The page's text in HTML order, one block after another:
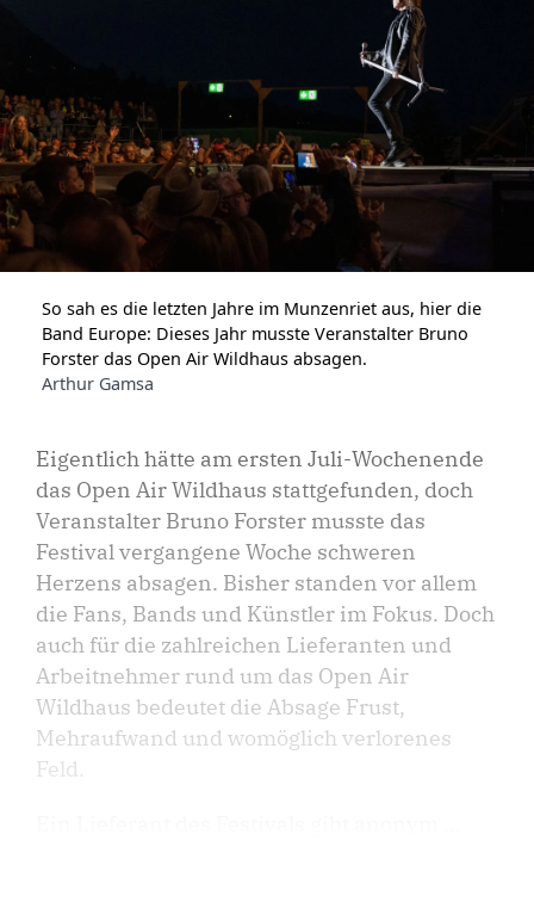
So sah es die letzten Jahre im Munzenriet aus, hier die
Band Europe: Dieses Jahr musste Veranstalter Bruno
Forster das Open Air Wildhaus absagen.
Arthur Gamsa
Eigentlich hätte am ersten Juli-Wochenende
das Open Air Wildhaus stattgefunden, doch
Veranstalter Bruno Forster musste das
Festival vergangene Woche schweren
Herzens absagen. Bisher standen vor allem
die Fans, Bands und Künstler im Fokus. Doch
auch für die zahlreichen Lieferanten und
Arbeitnehmer rund um das Open Air
Wildhaus bedeutet die Absage Frust,
Mehraufwand und womöglich verlorenes
Feld.